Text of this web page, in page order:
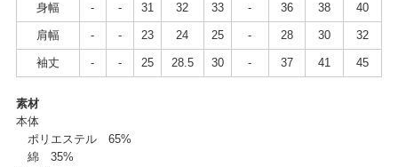
身幅 - - 31 32 33 - 36 38 40
肩幅 - - 23 24 25 - 28 30 32
袖丈 - - 25 28.5 30 - 37 41 45
素材
本体
ポリエステル 65%
綿 35%